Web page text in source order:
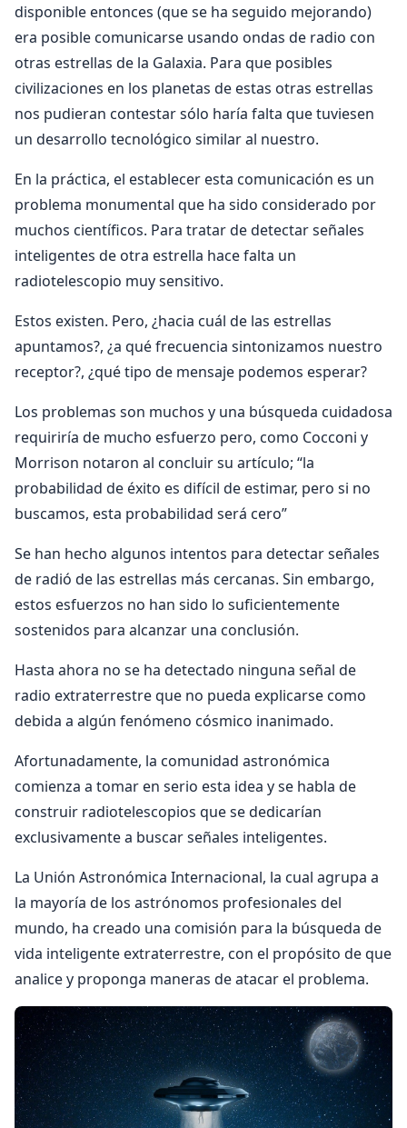
disponible entonces (que se ha seguido mejorando)
era posible comunicarse usando ondas de radio con
otras estrellas de la Galaxia. Para que posibles
civilizaciones en los planetas de estas otras estrellas
nos pudieran contestar sólo haría falta que tuviesen
un desarrollo tecnológico similar al nuestro.
En la práctica, el establecer esta comunicación es un
problema monumental que ha sido considerado por
muchos científicos. Para tratar de detectar señales
inteligentes de otra estrella hace falta un
radiotelescopio muy sensitivo.
Estos existen. Pero, ¿hacia cuál de las estrellas
apuntamos?, ¿a qué frecuencia sintonizamos nuestro
receptor?, ¿qué tipo de mensaje podemos esperar?
Los problemas son muchos y una búsqueda cuidadosa
requiriría de mucho esfuerzo pero, como Cocconi y
Morrison notaron al concluir su artículo; “la
probabilidad de éxito es difícil de estimar, pero si no
buscamos, esta probabilidad será cero”
Se han hecho algunos intentos para detectar señales
de radió de las estrellas más cercanas. Sin embargo,
estos esfuerzos no han sido lo suficientemente
sostenidos para alcanzar una conclusión.
Hasta ahora no se ha detectado ninguna señal de
radio extraterrestre que no pueda explicarse como
debida a algún fenómeno cósmico inanimado.
Afortunadamente, la comunidad astronómica
comienza a tomar en serio esta idea y se habla de
construir radiotelescopios que se dedicarían
exclusivamente a buscar señales inteligentes.
La Unión Astronómica Internacional, la cual agrupa a
la mayoría de los astrónomos profesionales del
mundo, ha creado una comisión para la búsqueda de
vida inteligente extraterrestre, con el propósito de que
analice y proponga maneras de atacar el problema.